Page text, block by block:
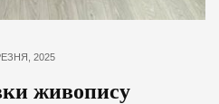
2025
живопису